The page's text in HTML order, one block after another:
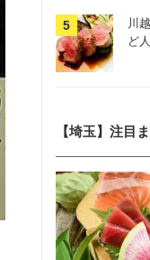
川
ど
【埼玉】注目